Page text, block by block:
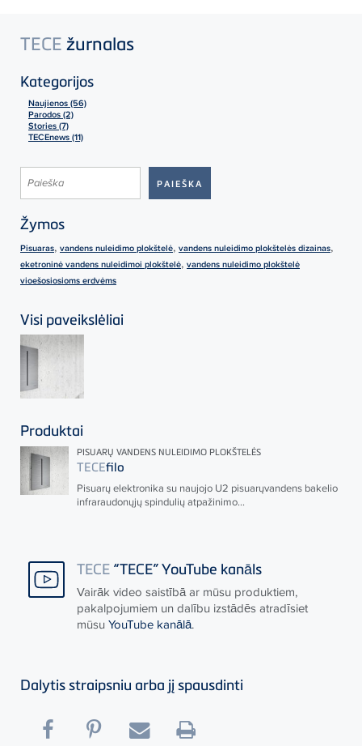
TECE žurnalas
Kategorijos
Naujienos (56)
Parodos (2)
Stories (7)
TECEnews (11)
Žymos
Pisuaras, vandens nuleidimo plokštelė, vandens nuleidimo plokštelės dizainas,
eketroninė vandens nuleidimoi plokštelė, vandens nuleidimo plokštelė
vioešosiosioms erdvėms
Visi paveikslėliai
Produktai
PISUARŲ VANDENS NULEIDIMO PLOKŠTELĖS
TECEfilo
Pisuarų elektronika su naujojo U2 pisuarųvandens bakelio
infraraudonųjų spindulių atpažinimo...
TECE “TECE” YouTube kanāls
Vairāk video saistībā ar mūsu produktiem,
pakalpojumiem un dalību izstādēs atradīsiet
mūsu YouTube kanālā.
Dalytis straipsniu arba jį spausdinti